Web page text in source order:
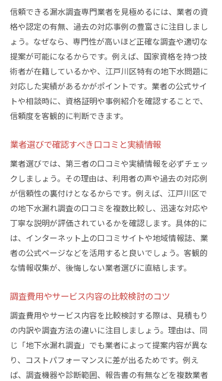
信頼できる漏水調査専門業者を見極めるには、業者の資
格や認定の有無、過去の対応事例の豊富さに注目しまし
ょう。なぜなら、専門性が高いほど正確な調査や適切な
提案が可能になるからです。例えば、国家資格を持つ技
術者が在籍しているかや、江戸川区特有の地下水問題に
対応した実績があるかがポイントです。業者の公式サイ
トや相談時に、資格証明や事例紹介を確認することで、
信頼度を客観的に判断できます。
業者選びで確認すべき口コミと実績情報
業者選びでは、第三者の口コミや実績情報を必ずチェッ
クしましょう。その理由は、利用者の声や過去の対応例
が信頼性の裏付けとなるからです。例えば、江戸川区で
の地下水漏れ調査の口コミを複数比較し、迅速な対応や
丁寧な説明が評価されているかを確認します。具体的に
は、インターネット上の口コミサイトや地域情報誌、業
者の公式ページなどを活用すると良いでしょう。客観的
な情報収集が、後悔しない業者選びに直結します。
調査費用やサービス内容の比較検討のコツ
調査費用やサービス内容を比較検討する際は、見積もり
の内訳や調査方法の違いに注目しましょう。理由は、同
じ「地下水漏れ調査」でも業者によって提案内容が異な
り、コストパフォーマンスに差が出るためです。例え
ば、調査機器や診断範囲、報告書の有無などを複数業者